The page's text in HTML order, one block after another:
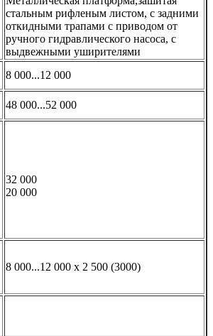
стальным рифленым листом, с задними
откидными трапами с приводом от
ручного гидравлического насоса, с
выдвежными уширителями
8 000...12 000
48 000...52 000
32 000
20 000
8 000...12 000 х 2 500 (3000)